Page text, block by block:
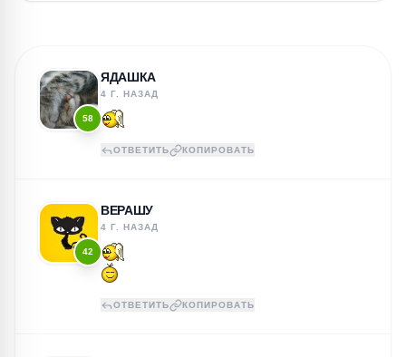
58
ЯДАШКА
4 Г. НАЗАД
ОТВЕТИТЬ КОПИРОВАТЬ
42
ВЕРАШУ
4 Г. НАЗАД
ОТВЕТИТЬ КОПИРОВАТЬ